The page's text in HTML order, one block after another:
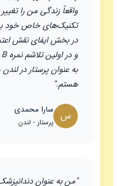
واقعاً زندگی من را
تکنیک‌های خاص خود
در بخش ایفای نقش
به عنوان پرستار در
هستم."
س سارا محمدی
پرستار - لندن
"من به عنوان